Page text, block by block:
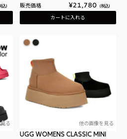
込 販売価格 ¥21,780 税込
カートに入れる
る 他の画像を見る
UGG WOMENS CLASSIC MINI